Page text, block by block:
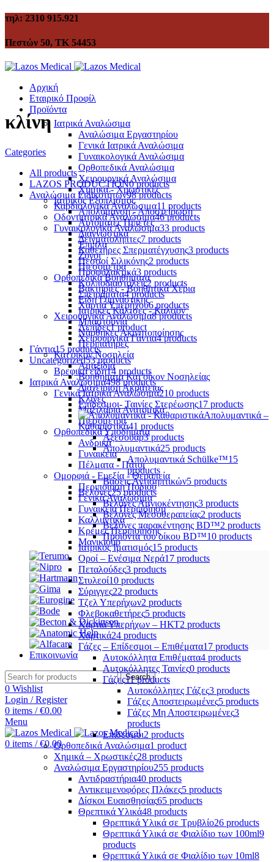
τηλ: 2310 915.921
Πεστών 50, ΤΚ 54453
Αρχική
Εταιρικό Προφίλ
Προϊόντα
Ιατρικά Αναλώσιμα
Αναλώσιμα Εργαστηρίου
Γενικά Ιατρικά Αναλώσιμα
Γυναικολογικά Αναλώσιμα
Ορθοπεδικά Αναλώσιμα
Χειρουργικά Αναλώσιμα
Χημικά - Χρωστικές
Ιατρικός Εξοπλισμός
Απολύμανση - Αποστείρωση
Αυτόματες Πιπέτες
Διαγνωστικά
Έπιπλα
Ζυγοί
Πιεσόμετρα
Ορθοπεδικά Βοηθήματα
Βακτηρίες - Βοηθητικά Χέρια
Είδη Γυμναστικής
Ιατρικές Κάλτσες - Καλσόν
Μπαστούνια
Νάρθηκες Ακινητοποίησης
Περιπατήρες
Κατ'οίκον Νοσηλεία
Αμαξίδια
Βοηθήματα Κατ'οίκον Νοσηλείας
Διαχείριση Ακράτειας
Κλίνες
Μαξιλάρια Ανατομικά
Πιεσόμετρα
Ορθοπεδικά Υποδήματα
Ανδρικά
Γυναικεία
Πέλματα - Πάτοι
Ομορφιά - Ευεξία - Θεραπεία
Περιποίηση Ποδιού
Γενικά Αναλώσιμα
Γυναικεία Περιποίηση
Καλλυντικά
Κρέμες Περιποίησης
Μανικιούρ
Επικοινωνία
Search
0 Wishlist
Login / Register
0 items / €0.00
Menu
0 items / €0.00
κλίνη
Categories
All products
LAZOS PRODUCTION0 products
Αναλώσιμα Ειδικοτήτων98 products
Καρδιολογικά Αναλώσιμα11 products
Οδοντιατρικά Αναλώσιμα46 products
Γυναικολογικά Αναλώσιμα33 products
Δειγματολήπτες7 products
Καθετήρες Σπερματέγχυσης3 products
Πεσσοί Σιλικόνης2 products
Προφυλακτικά3 products
Κολποδιαστολείς2 products
Σπειράματα4 products
Χαρτιά Υπερήχου6 products
Χειρουργικά Αναλώσιμα8 products
Λεπίδες1 product
Χειρουργικά Γάντια4 products
Γάντια15 products
Uncategorized53 products
Βρεφικά είδη14 products
Ιατρικά Αναλώσιμα498 products
Γενικά Ιατρικά Αναλώσιμα210 products
Επίδεσμοι- Ταινίες Στερέωσης17 products
Απολυμαντικά –
Καθαριστικά41 products
Αξεσουάρ3 products
Απολυμαντικά25 products
Απολυμαντικά Schülke™15
products
Βάσεις Αντισηπτικών5 products
Βελόνες25 products
Βελόνες Αμνιοκέντησης3 products
Βελόνες Μεσοθεραπείας2 products
Βελόνες παρακέντησης BD™2 products
Προϊόντα του οίκου BD™10 products
Ιατρικός Ιματισμός15 products
Οροί – Ενέσιμα Νερά17 products
Πεταλούδες3 products
Στυλεοί10 products
Σύριγγες22 products
Τζελ Υπερήχων2 products
Φλεβοκαθετήρες5 products
Χαρτιά Υπερήχων – ΗΚΤ2 products
Χαρτικά24 products
Γάζες – Επίδεσμοι – Επιθέματα17 products
Αυτοκόλλητα Επιθέματα4 products
Αυτοκόλλητες Ταινίες0 products
Γάζες11 products
Αυτοκόλλητες Γάζες3 products
Γάζες Αποστειρωμένες5 products
Γάζες Μη Αποστειρωμένες3
products
Επίδεσμοι2 products
Ορθοπεδικά Αναλώσιμα1 product
Χημικά – Χρωστικές28 products
Αναλώσιμα Εργαστηρίου255 products
Αντιδραστήρια40 products
Αντικειμενοφόρες Πλάκες5 products
Δίσκοι Ευαισθησίας65 products
Θρεπτικά Υλικά48 products
Θρεπτικά Υλικά σε Τρυβλίο26 products
Θρεπτικά Υλικά σε Φιαλίδιο των 100ml9
products
Θρεπτικά Υλικά σε Φιαλίδιο των 10ml8